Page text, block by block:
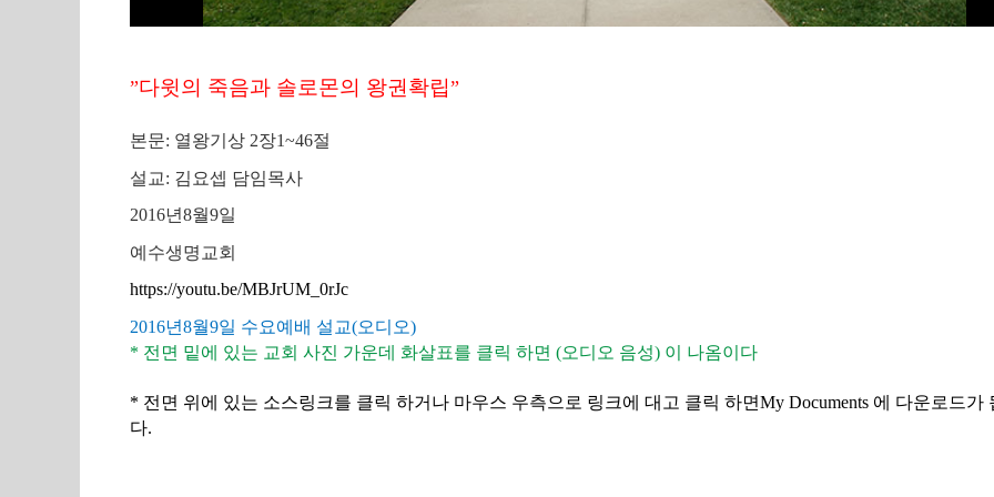
”다윗의 죽음과 솔로몬의 왕권확립”
본문: 열왕기상 2장1~46절
설교: 김요셉 담임목사
2016년8월9일
예수생명교회
https://youtu.be/MBJrUM_0rJc
2016년8월9일 수요예배 설교(오디오)
* 전면 밑에 있는 교회 사진 가운데 화살표를 클릭 하면 (오디오 음성) 이 나옴이다
* 전면 위에 있는 소스링크를 클릭 하거나 마우스 우측으로 링크에 대고 클릭 하면My Documents 에 다운로드가
다.